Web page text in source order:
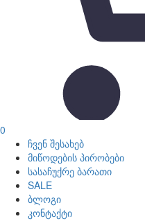
0
ჩვენ შესახებ
მიწოდების პირობები
სასაჩუქრე ბარათი
SALE
ბლოგი
კონტაქტი